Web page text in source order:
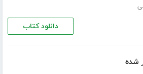
دانلود کتاب
شده